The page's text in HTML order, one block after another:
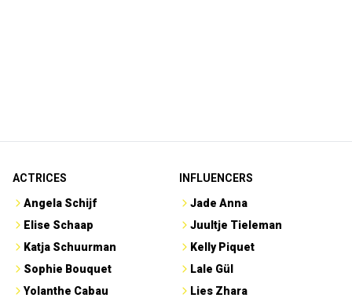
ACTRICES
Angela Schijf
Elise Schaap
Katja Schuurman
Sophie Bouquet
Yolanthe Cabau
INFLUENCERS
Jade Anna
Juultje Tieleman
Kelly Piquet
Lale Gül
Lies Zhara